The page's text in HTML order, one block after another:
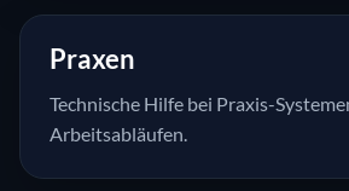
Praxen
Technische Hilfe bei Praxis-
Arbeitsabläufen.